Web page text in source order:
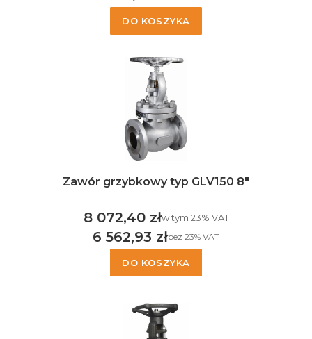
DO KOSZYKA
Zawór grzybkowy typ GLV150 8"
Cena brutto
8 072,40 złw tym %s VAT
w tym 23% VAT
Cena netto
6 562,93 złbez 23% VAT
DO KOSZYKA